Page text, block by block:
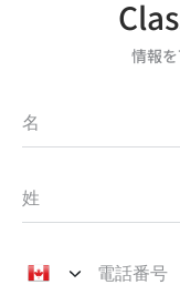
情報